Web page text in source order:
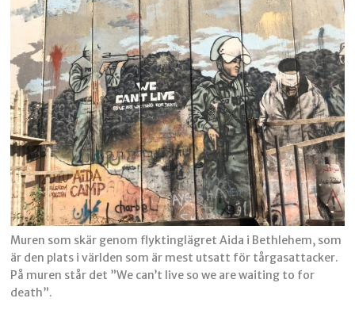
Muren som skär genom flyktinglägret Aida i Bethlehem, som
är den plats i världen som är mest utsatt för tårgasattacker.
På muren står det ”We can’t live so we are waiting to for
death”.